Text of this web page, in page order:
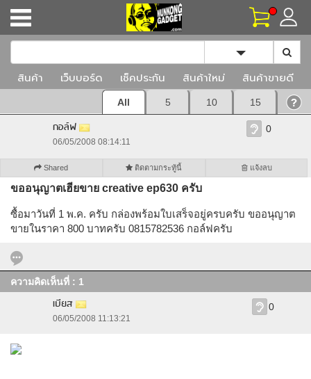
Toggle
สินค้า เว็บบอร์ด เช็คประกัน สินค้าใหม่ สินค้าขายดี
All 5 10 15
กอล์ฟ
06/05/2008 08:14:11
0
Shared ติดตามกระทู้นี้ แจ้งลบ
ขออนุญาตเฮียขาย creative ep630 ครับ
ซื้อมาวันที่ 1 พ.ค. ครับ กล่องพร้อมใบเสร็จอยู่ครบครับ ขออนุญาต
ขายในราคา 800 บาทครับ 0815782536 กอล์ฟครับ
ความคิดเห็นที่ : 1
เบียส
06/05/2008 11:13:21
0